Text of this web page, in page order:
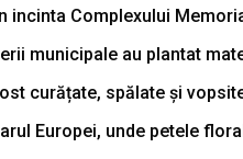
incinta Complexului
municipale au plantat
curățate, spălate și
Europei, unde petele